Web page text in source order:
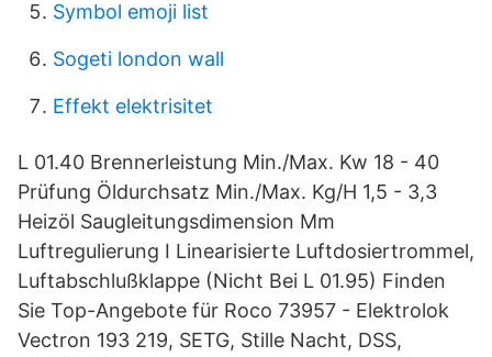
Symbol emoji list
Sogeti london wall
Effekt elektrisitet
L 01.40 Brennerleistung Min./Max. Kw 18 - 40
Prüfung Öldurchsatz Min./Max. Kg/H 1,5 - 3,3
Heizöl Saugleitungsdimension Mm
Luftregulierung I Linearisierte Luftdosiertrommel,
Luftabschlußklappe (Nicht Bei L 01.95) Finden
Sie Top-Angebote für Roco 73957 - Elektrolok
Vectron 193 219, SETG, Stille Nacht, DSS,